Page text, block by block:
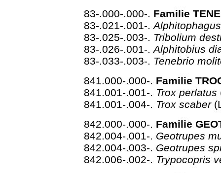
83-.000-.000-. Familie
83-.021-.001-.
83-.025-.003-. Tribolium
83-.026-.001-.Alphitobius
83-.033-.003-. Tenebrio
841.000-.000-. Familie
841.001-.001-. Trox perlatus
841.001-.004-. Trox scaber
842.000-.000-. Familie
842.004-.001-. Geotrupes
842.004-.003-. Geotrupes
842.006-.002-. Trypocopris